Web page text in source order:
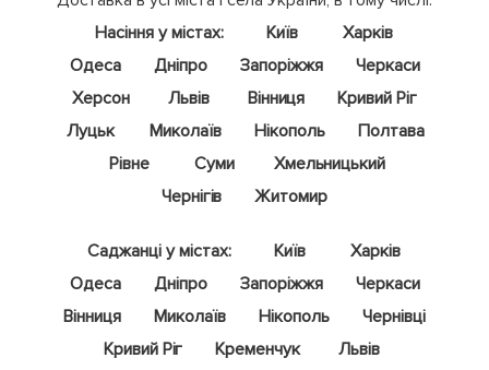
Насіння у містах:
Київ
Харків
Одеса
Дніпро Запоріжжя
Черкаси
Херсон
Львів Вінниця
Кривий Ріг
Луцьк
Миколаїв Нікополь
Полтава
Рівне
Суми
Хмельницький
Чернігів
Житомир
Саджанці у містах: Київ
Харків
Одеса
Дніпро Запоріжжя
Черкаси
Вінниця
Миколаїв Нікополь
Чернівці
Кривий Ріг
Кременчук
Львів